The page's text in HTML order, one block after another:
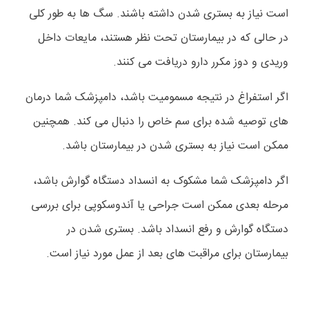
است نیاز به بستری شدن داشته باشند. سگ ها به طور کلی
در حالی که در بیمارستان تحت نظر هستند، مایعات داخل
وریدی و دوز مکرر دارو دریافت می کنند.
اگر استفراغ در نتیجه مسمومیت باشد، دامپزشک شما درمان
های توصیه شده برای سم خاص را دنبال می کند. همچنین
ممکن است نیاز به بستری شدن در بیمارستان باشد.
اگر دامپزشک شما مشکوک به انسداد دستگاه گوارش باشد،
مرحله بعدی ممکن است جراحی یا آندوسکوپی برای بررسی
دستگاه گوارش و رفع انسداد باشد. بستری شدن در
بیمارستان برای مراقبت های بعد از عمل مورد نیاز است.